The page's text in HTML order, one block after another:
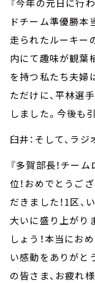
『今年の元日に行
ドチーム準優勝本
走られたルーキー
内にて趣味が観葉
を持つ私たち夫婦
ただけに、平林選
しました。今後も
臼井：そして、ラジ
『多賀部長！チー
位！おめでとうご
だきました！1区、
大いに盛り上がり
しょう！本当にお
い感動をありがと
の皆さま、お疲れ